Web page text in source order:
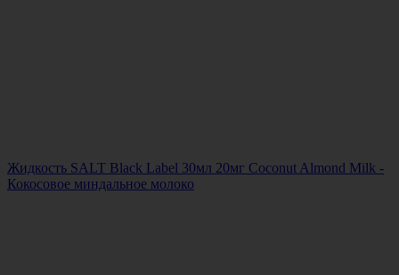
Жидкость SALT Black Label 30мл 20мг Coconut Almond Milk -
Кокосовое миндальное молоко